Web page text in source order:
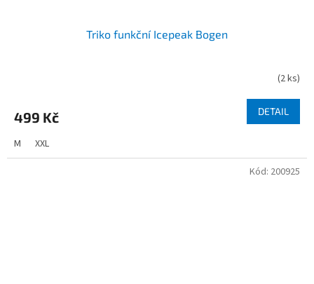
Triko funkční Icepeak Bogen
(2 ks)
499 Kč DETAIL
M XXL
Kód: 200925